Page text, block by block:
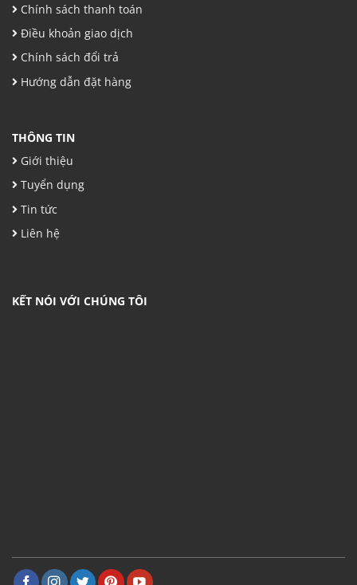
Chính sách thanh toán
Điều khoản giao dịch
Chính sách đổi trả
Hướng dẫn đặt hàng
THÔNG TIN
Giới thiệu
Tuyển dụng
Tin tức
Liên hệ
KẾT NÓI VỚI CHÚNG TÔI